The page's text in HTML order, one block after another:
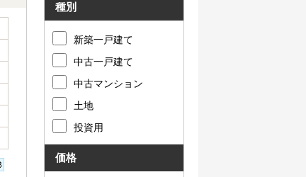
種別
新築一戸建て
中古一戸建て
中古マンション
土地
投資用
価格